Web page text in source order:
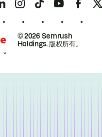
© 2026 Semrush
Holdings. 版权所有。